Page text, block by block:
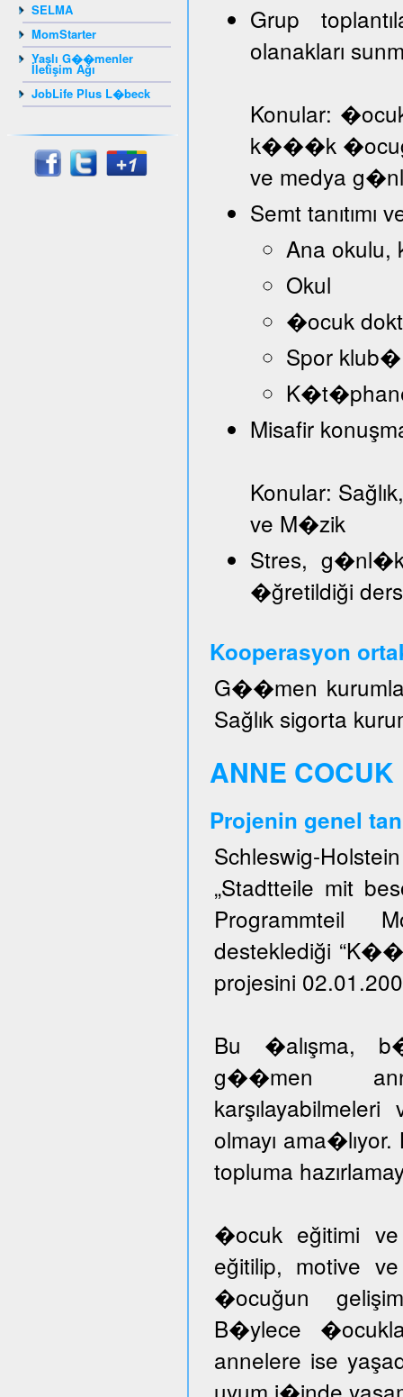
SELMA
MomStarter
Yaşlı G��menler
İletişim Ağı
JobLife Plus L�beck
Grup
olanakları
Konular:
k���k
ve medya
Semt
Ana okulu,
Okul
�ocuk
Spor klub�
Misafir
Konular:
ve M�zik
Stres, g�nl�k
�ğretildiği
Kooperasyon
G��men
Sağlık sigorta
ANNE COCUK
Projenin genel
Schleswig-
„Stadtteile mit
Programmteil
desteklediği
projesini
Bu �alışma,
g��men
olmayı
topluma
�ocuk eğitimi ve
eğitilip, motive
�ocuğun
B�ylece
annelere ise